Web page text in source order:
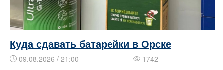
Куда сдавать батарейки в Орске
09.08.2026 / 21:00 1742